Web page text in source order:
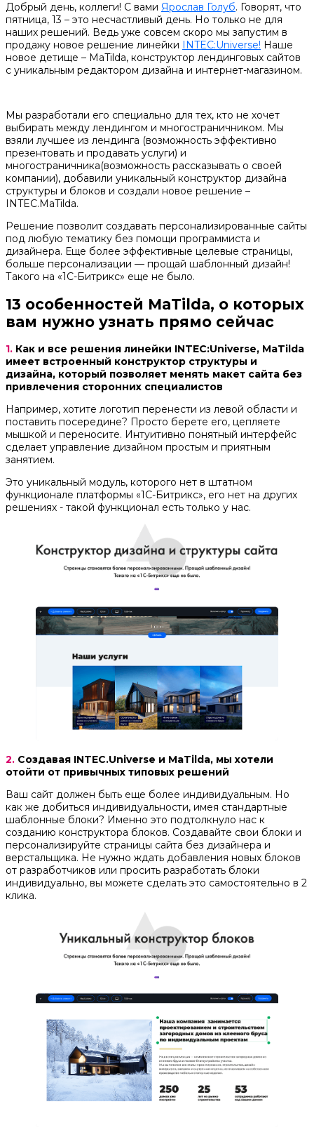
Добрый день, коллеги! С вами Ярослав Голуб. Говорят, что
пятница, 13 – это несчастливый день. Но только не для
наших решений. Ведь уже совсем скоро мы запустим в
продажу новое решение линейки INTEC:Universe! Наше
новое детище – MaTilda, конструктор лендинговых сайтов
с уникальным редактором дизайна и интернет-магазином.
Мы разработали его специально для тех, кто не хочет
выбирать между лендингом и многостраничником. Мы
взяли лучшее из лендинга (возможность эффективно
презентовать и продавать услуги) и
многостраничника(возможность рассказывать о своей
компании), добавили уникальный конструктор дизайна
структуры и блоков и создали новое решение –
INTEC.MaTilda.
Решение позволит создавать персонализированные сайты
под любую тематику без помощи программиста и
дизайнера. Еще более эффективные целевые страницы,
больше персонализации — прощай шаблонный дизайн!
Такого на «1С-Битрикс» еще не было.
13 особенностей MaTilda, о которых
вам нужно узнать прямо сейчас
1. Как и все решения линейки INTEC:Universe, MaTilda
имеет встроенный конструктор структуры и
дизайна, который позволяет менять макет сайта без
привлечения сторонних специалистов
Например, хотите логотип перенести из левой области и
поставить посередине? Просто берете его, цепляете
мышкой и переносите. Интуитивно понятный интерфейс
сделает управление дизайном простым и приятным
занятием.
Это уникальный модуль, которого нет в штатном
функционале платформы «1С-Битрикс», его нет на других
решениях - такой функционал есть только у нас.
2. Создавая INTEC.Universe и MaTilda, мы хотели
отойти от привычных типовых решений
Ваш сайт должен быть еще более индивидуальным. Но
как же добиться индивидуальности, имея стандартные
шаблонные блоки? Именно это подтолкнуло нас к
созданию конструктора блоков. Создавайте свои блоки и
персонализируйте страницы сайта без дизайнера и
верстальщика. Не нужно ждать добавления новых блоков
от разработчиков или просить разработать блоки
индивидуально, вы можете сделать это самостоятельно в 2
клика.